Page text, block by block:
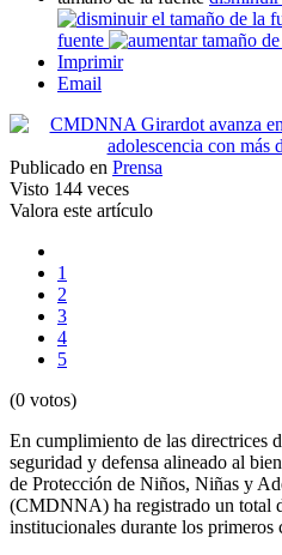
fuente
Imprimir
Email
Publicado en Prensa
Visto 144 veces
Valora este artículo
1
2
3
4
5
(0 votos)
En cumplimiento de las directrices
seguridad y defensa alineado al
de Protección de Niños, Niñas y
(CMDNNA) ha registrado un total
institucionales durante los primeros